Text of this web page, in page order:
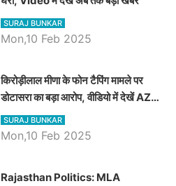
SURAJ BUNKAR
Mon,10 Feb 2025
किरोड़ीलाल मीणा के फोन टैपिंग मामले पर
डोटासरा का बड़ा आरोप, वीडियो में देखें AZ
बड़ी खबरें
SURAJ BUNKAR
Mon,10 Feb 2025
Rajasthan Politics: MLA